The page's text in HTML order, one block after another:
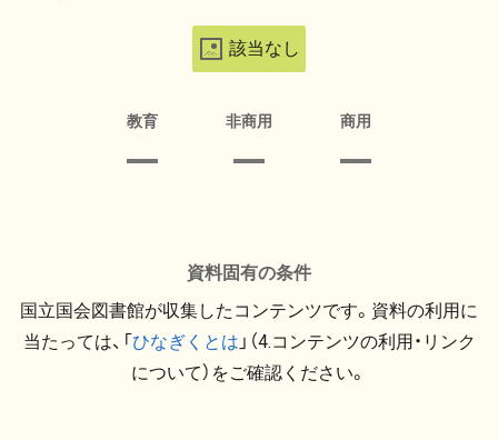
該当なし
教育 非商用 商用
資料固有の条件
国立国会図書館が収集したコンテンツです。資料の利用に
当たっては、「ひなぎくとは 」（4.コンテンツの利用・リンク
について）をご確認ください。